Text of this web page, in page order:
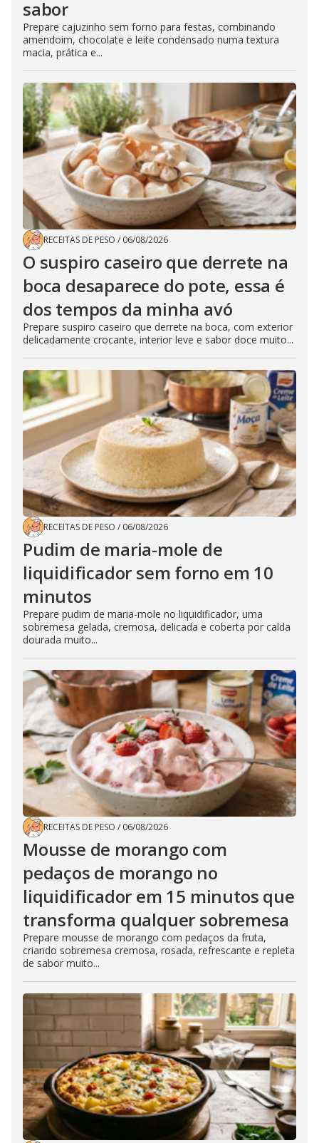
sabor
Prepare cajuzinho sem forno para festas, combinando
amendoim, chocolate e leite condensado numa textura
macia, prática e...
RECEITAS DE PESO / 06/08/2026
O suspiro caseiro que derrete na
boca desaparece do pote, essa é
dos tempos da minha avó
Prepare suspiro caseiro que derrete na boca, com exterior
delicadamente crocante, interior leve e sabor doce muito...
RECEITAS DE PESO / 06/08/2026
Pudim de maria-mole de
liquidificador sem forno em 10
minutos
Prepare pudim de maria-mole no liquidificador, uma
sobremesa gelada, cremosa, delicada e coberta por calda
dourada muito...
RECEITAS DE PESO / 06/08/2026
Mousse de morango com
pedaços de morango no
liquidificador em 15 minutos que
transforma qualquer sobremesa
Prepare mousse de morango com pedaços da fruta,
criando sobremesa cremosa, rosada, refrescante e repleta
de sabor muito...